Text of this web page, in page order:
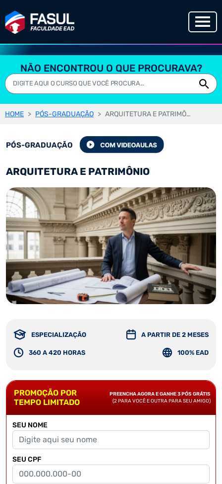
NÃO ENCONTROU O QUE PROCURAVA?
HOME PÓS-GRADUAÇÃO ARQUITETURA E PATRIMÔNIO
PÓS-GRADUAÇÃO
ARQUITETURA E PATRIMÔNIO
ESPECIALIZAÇÃO A PARTIR DE 2 MESES
360 A 420 HORAS 100% EAD
PROMOÇÃO POR
TEMPO LIMITADO
PREENCHA AGORA E GANHE 3 PÓS GRÁTIS
(2 PARA VOCÊ E OUTRA PARA SEU AMIGO)
SEU NOME
SEU CPF